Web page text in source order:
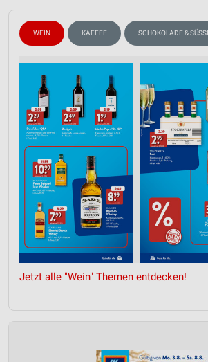
WEIN KAFFEE SCHOKOLADE &
Jetzt alle "Wein" Themen entdecken!